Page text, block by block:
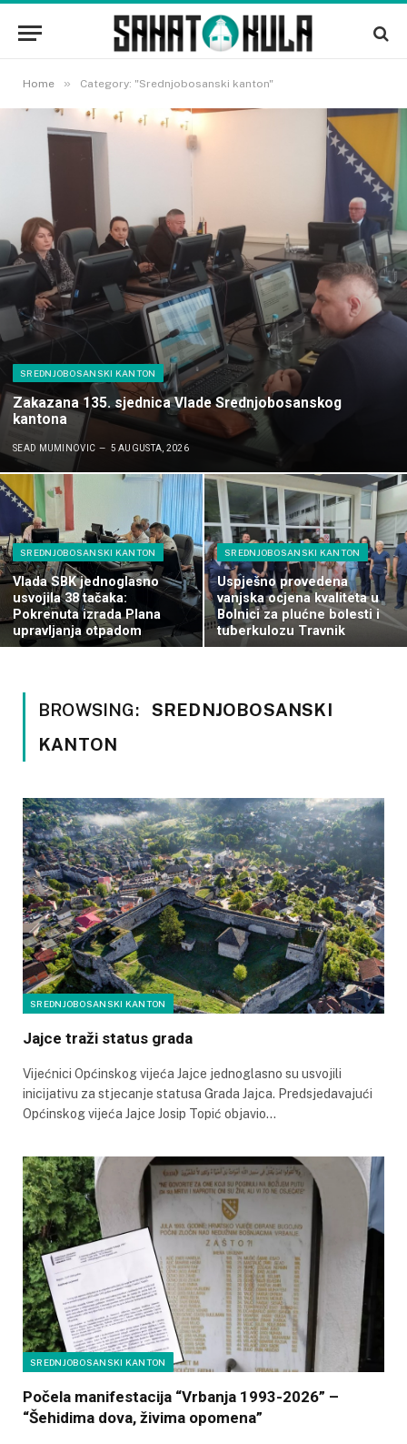
Home » Category: "Srednjobosanski kanton"
SREDNJOBOSANSKI KANTON
Zakazana 135. sjednica Vlade Srednjobosanskog
kantona
SEAD MUMINOVIC 5 AUGUSTA, 2026
SREDNJOBOSANSKI KANTON
Vlada SBK jednoglasno
usvojila 38 tačaka:
Pokrenuta izrada Plana
upravljanja otpadom
SREDNJOBOSANSKI KANTON
Uspješno provedena
vanjska ocjena kvaliteta u
Bolnici za plućne bolesti i
tuberkulozu Travnik
BROWSING:
SREDNJOBOSANSKI
KANTON
SREDNJOBOSANSKI KANTON
Jajce traži status grada
Vijećnici Općinskog vijeća Jajce jednoglasno su usvojili
inicijativu za stjecanje statusa Grada Jajca. Predsjedavajući
Općinskog vijeća Jajce Josip Topić objavio…
SREDNJOBOSANSKI KANTON
Počela manifestacija “Vrbanja 1993-2026” –
“Šehidima dova, živima opomena”